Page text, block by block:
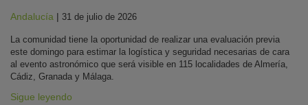
Andalucía | 31 de julio de 2026
La comunidad tiene la oportunidad de realizar una evaluación previa
este domingo para estimar la logística y seguridad necesarias de cara
al evento astronómico que será visible en 115 localidades de Almería,
Cádiz, Granada y Málaga.
Sigue leyendo